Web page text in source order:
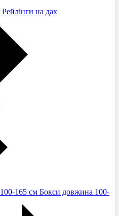
Рейлінги на дах
Бокси довжина 100-